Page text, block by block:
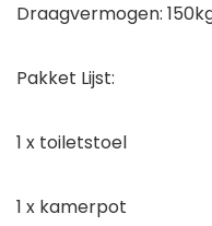
Draagvermogen:
Pakket Lijst:
1 x toiletstoel
1 x kamerpot